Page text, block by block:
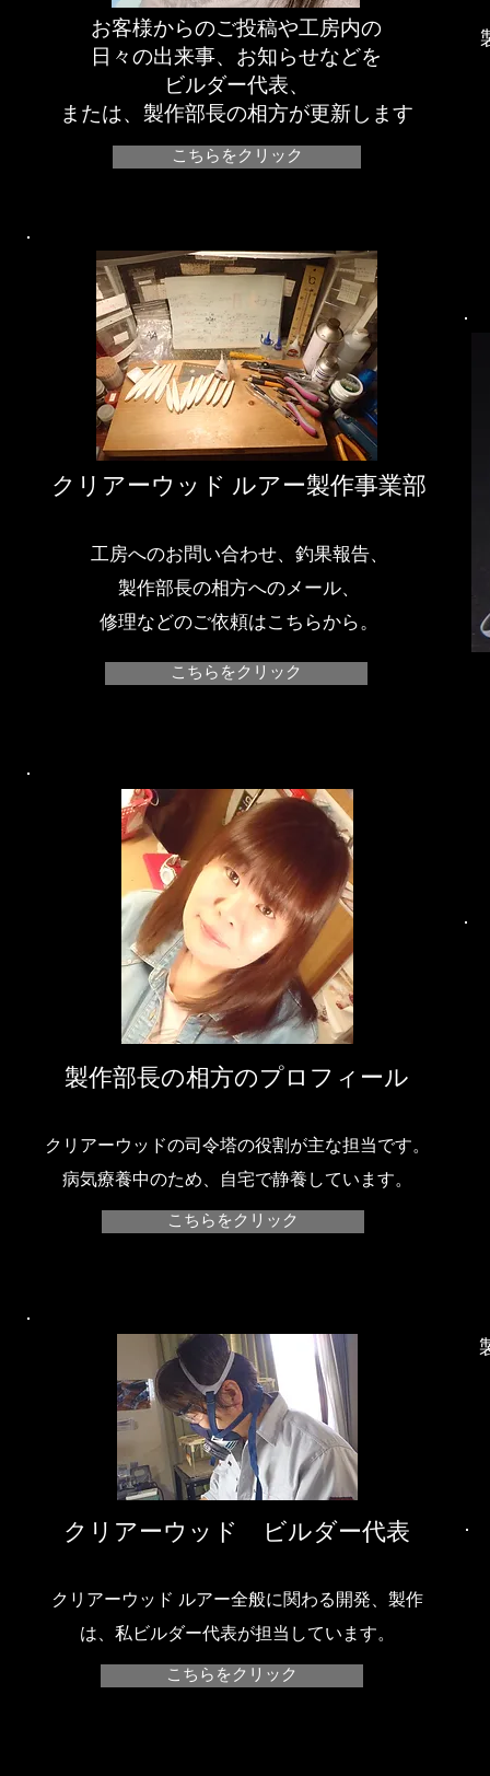
お客様からのご投稿や工房内の
日々の出来事、お知らせなどを
ビルダー代表、
または、製作部長の相方が更新します
こちらをクリック
​クリアーウッド ルアー製作事業部
工房へのお問い合わせ、釣果報告、
製作部長の相方へのメール、
​修理などのご依頼はこちらから。
こちらをクリック
​製作部長の相方のプロフィール
クリアーウッドの司令塔の役割が主な担当です。
​病気療養中のため、自宅で静養しています。
こちらをクリック
​クリアーウッド ビルダー代表
​クリアーウッド ルアー全般に関わる開発、製作
は、私ビルダー代表が担当しています。
こちらをクリック